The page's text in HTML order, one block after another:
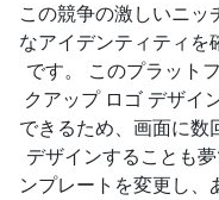
この競争の激しいニ
なアイデンティティを
です。 このプラット
クアップ ロゴ デザイ
できるため、画面に数
デザインすることも
ンプレートを変更し、